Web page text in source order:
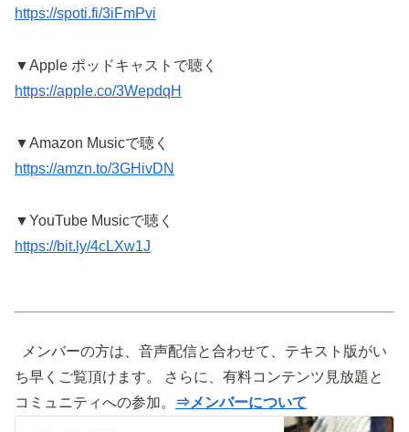
https://spoti.fi/3iFmPvi
▼Apple ポッドキャストで聴く
https://apple.co/3WepdqH
▼Amazon Musicで聴く
https://amzn.to/3GHivDN
▼YouTube Musicで聴く
https://bit.ly/4cLXw1J
メンバーの方は、音声配信と合わせて、テキスト版がい
ち早くご覧頂けます。 さらに、有料コンテンツ見放題と
コミュニティへの参加。
⇒メンバーについて